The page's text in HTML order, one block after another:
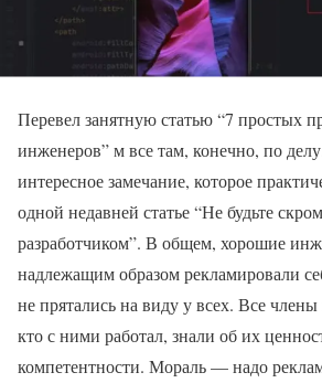
Перевел занятную статью “7 простых
инженеров” м все там, конечно, по
интересное замечание, которое
одной недавней статье “Не будьте
разработчиком”. В общем, хорошие
надлежащим образом рекламировали
не прятались на виду у всех. Все
кто с ними работал, знали об их
компетентности. Мораль — надо